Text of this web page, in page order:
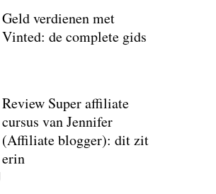
Geld verdienen met
Vinted: de complete gids
Review Super affiliate
cursus van Jennifer
(Affiliate blogger): dit zit
erin